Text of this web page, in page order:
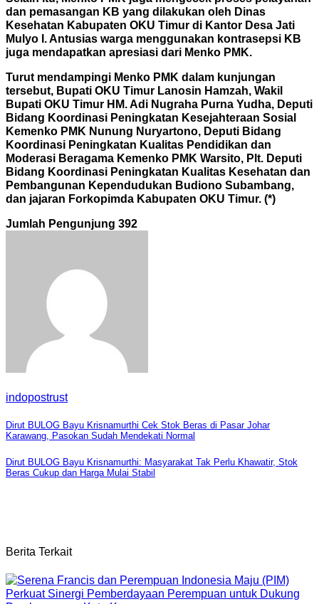
dan pemasangan KB yang dilakukan oleh Dinas
Kesehatan Kabupaten OKU Timur di Kantor Desa Jati
Mulyo I. Antusias warga menggunakan kontrasepsi KB
juga mendapatkan apresiasi dari Menko PMK.
Turut mendampingi Menko PMK dalam kunjungan
tersebut, Bupati OKU Timur Lanosin Hamzah, Wakil
Bupati OKU Timur HM. Adi Nugraha Purna Yudha, Deputi
Bidang Koordinasi Peningkatan Kesejahteraan Sosial
Kemenko PMK Nunung Nuryartono, Deputi Bidang
Koordinasi Peningkatan Kualitas Pendidikan dan
Moderasi Beragama Kemenko PMK Warsito, Plt. Deputi
Bidang Koordinasi Peningkatan Kualitas Kesehatan dan
Pembangunan Kependudukan Budiono Subambang,
dan jajaran Forkopimda Kabupaten OKU Timur. (*)
Jumlah Pengunjung 392
indopostrust
Navigasi
Dirut BULOG Bayu Krisnamurthi Cek Stok Beras di Pasar Johar
Karawang, Pasokan Sudah Mendekati Normal
Dirut BULOG Bayu Krisnamurthi: Masyarakat Tak Perlu Khawatir, Stok
Beras Cukup dan Harga Mulai Stabil
Berita Terkait